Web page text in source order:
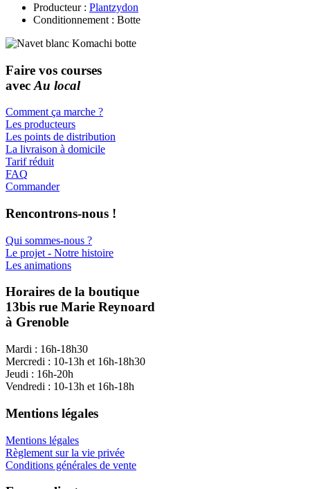
Producteur : Plantzydon
Conditionnement : Botte
Faire vos courses
avec Au local
Comment ça marche ?
Les producteurs
Les points de distribution
La livraison à domicile
Tarif réduit
FAQ
Commander
Rencontrons-nous !
Qui sommes-nous ?
Le projet - Notre histoire
Les animations
Horaires de la boutique
13bis rue Marie Reynoard
à Grenoble
Mardi : 16h-18h30
Mercredi : 10-13h et 16h-18h30
Jeudi : 16h-20h
Vendredi : 10-13h et 16h-18h
Mentions légales
Mentions légales
Règlement sur la vie privée
Conditions générales de vente